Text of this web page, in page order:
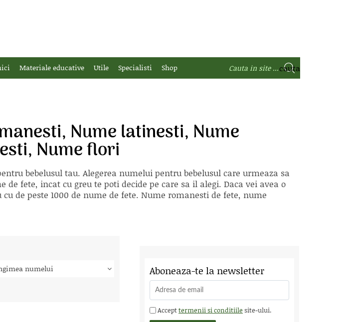
Materiale educative Utile Specialisti Shop
Nume latinesti, Nume
Nume flori
bebelusul tau. Alegerea numelui pentru bebelusul care urmeaza sa
fete, incat cu greu te poti decide pe care sa il alegi. Daca vei avea o
de peste 1000 de nume de fete. Nume romanesti de fete, nume
numelui
Aboneaza-te la newsletter
Accepttermenii si conditiile site-ului.